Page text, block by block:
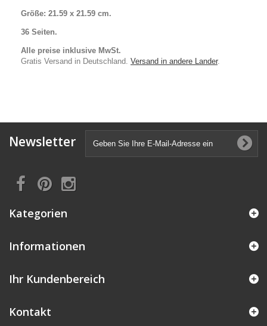
Größe: 21.59 x 21.59 cm.
36 Seiten.
Alle preise inklusive MwSt.
Gratis Versand in Deutschland. Versand in andere Lander.
Newsletter
Kategorien
Informationen
Ihr Kundenbereich
Kontakt